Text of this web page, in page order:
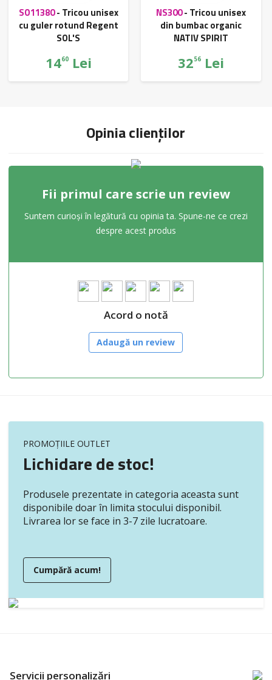
SO11380- Tricou unisex
cu guler rotund Regent
SOL'S
1460Lei
NS300- Tricou unisex
din bumbac organic
NATIV SPIRIT
3256 Lei
Opinia clienților
Fii primul care scrie un review
Suntem curioși în legătură cu opinia ta. Spune-ne ce crezi
despre acest produs
Acord o notă
Adaugă un review
PROMOȚIILE OUTLET
Lichidare de stoc!
Produsele prezentate in categoria aceasta sunt
disponibile doar în limita stocului disponibil.
Livrarea lor se face in 3-7 zile lucratoare.
Cumpără acum!
Servicii personalizări